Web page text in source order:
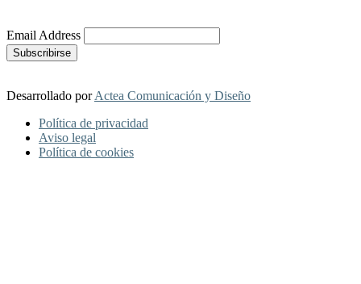
Email Address
Desarrollado porActea Comunicación y Diseño
Política de privacidad
Aviso legal
Política de cookies